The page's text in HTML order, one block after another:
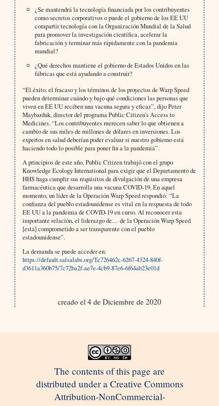
¿Se mantendrá la tecnología financiada por los contribuyentes
como secretos corporativos o puede el gobierno de los EE UU
compartir tecnología con la Organización Mundial de la Salud
para promover la investigación científica, acelerar la
fabricación y terminar más rápidamente con la pandemia
mundial?
¿Qué derechos mantiene el gobierno de Estados Unidos en las
fábricas que está ayudando a construir?
“El éxito, el fracaso y los términos de los proyectos de Warp Speed
pueden determinar cuándo y bajo qué condiciones las personas que
viven en EE UU reciben una vacuna segura y eficaz”, dijo Peter
Maybarduk, director del programa Public Citizen’s Access to
Medicines. “Los contribuyentes merecen saber lo que obtienen a
cambio de sus miles de millones de dólares en inversiones. Los
expertos en salud deberían poder evaluar si nuestro gobierno está
haciendo todo lo posible para poner fin a la pandemia”.
A principios de este año, Public Citizen trabajó con el grupo
Knowledge Ecology International para exigir que el Departamento de
HHS haga cumplir sus requisitos de divulgación de una empresa
farmacéutica que desarrolla una vacuna COVID-19. En aquel
momento, un líder de la Operación Warp Speed respondió: “La
confianza del pueblo estadounidense es vital en la respuesta de todo
EE UU a la pandemia de COVID-19 en curso. Al reconocer esta
importante relación, el liderazgo de… de la Operación Warp Speed
[está] comprometido a ser transparente con el pueblo
estadounidense”.
La demanda se puede acceder en:
https://default.salsalabs.org/Te726462c-6267-4324-840f-
d3611a360b75/7c72ba2f-ae7e-4cb9-87e6-6f64ab23e01d
creado el 4 de Diciembre de 2020
The contents of this page are
distributed under a Creative Commons
Attribution-NonCommercial-